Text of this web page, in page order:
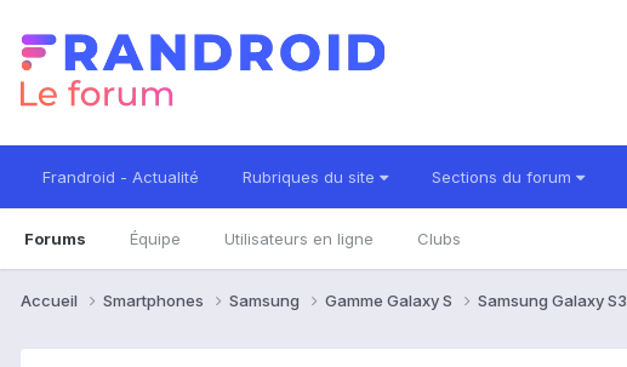
Frandroid - Actualité Rubriques du site Sections du forum
Forums Équipe Utilisateurs en ligne Clubs
Accueil Smartphones Samsung Gamme Galaxy S Samsung Galaxy S3